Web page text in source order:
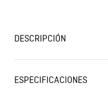
DESCRIPCIÓN
ESPECIFICACIONES